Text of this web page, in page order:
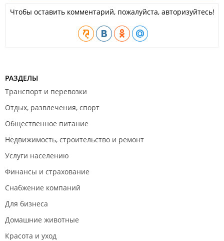
Октябрь 2019
Чтобы оставить комментарий, пожалуйста, авторизуйтесь!
РАЗДЕЛЫ
Транспорт и перевозки
Отдых, развлечения, спорт
Общественное питание
Недвижимость, строительство и ремонт
Услуги населению
Финансы и страхование
Снабжение компаний
Для бизнеса
Домашние животные
Красота и уход